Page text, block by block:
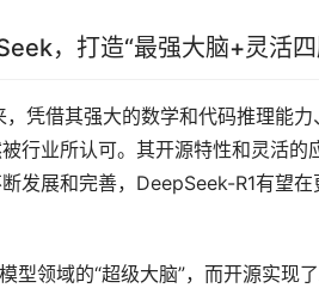
，打造“最强大脑+灵活四
，凭借其强大的数学和代码推理能
行业所认可。其开源特性和灵活
发展和完善，DeepSeek-R1有望
型领域的“超级大脑”，而开源实现